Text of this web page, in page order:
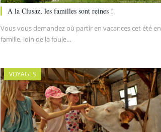
A la Clusaz, les familles sont reines !
Vous vous demandez où partir en vacances cet été en
famille, loin de la foule…
VOYAGES